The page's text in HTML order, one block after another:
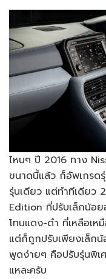
ไหนๆ ปี 2016 ทาง
ขนาดนี้แล้ว ก็อัพเกรด
รุ่นเดียว แต่ทำทีเดียว
Edition ที่ปรับเล็กน้อย
โทนแดง-ดำ ที่เหลือเห
แต่ก็ถูกปรับเพียงเล็กน้
พูดง่ายๆ คือปรับรุ่นพิเ
แหละครับ